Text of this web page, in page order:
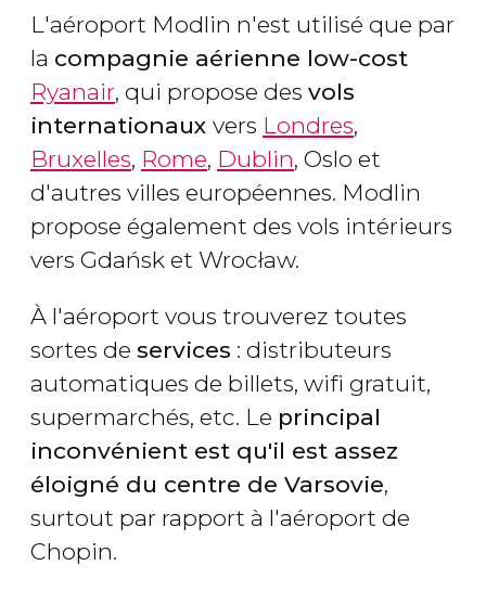
L'aéroport Modlin n'est utilisé que par
la compagnie aérienne low-cost
Ryanair, qui propose des vols
internationaux vers Londres,
Bruxelles, Rome, Dublin, Oslo et
d'autres villes européennes. Modlin
propose également des vols intérieurs
vers Gdańsk et Wrocław.
À l'aéroport vous trouverez toutes
sortes de services : distributeurs
automatiques de billets, wifi gratuit,
supermarchés, etc. Le principal
inconvénient est qu'il est assez
éloigné du centre de Varsovie,
surtout par rapport à l'aéroport de
Chopin.